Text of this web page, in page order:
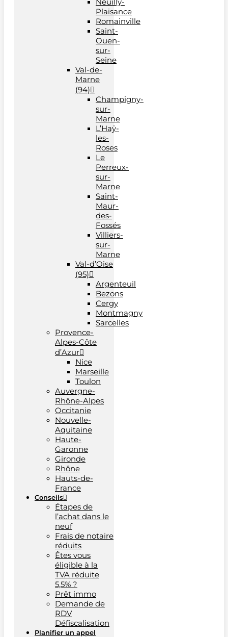
Plaisance
Romainville
Saint-
Ouen-
sur-
Seine
Val-de-
Marne
(94)
Champigny-
sur-
Marne
L’Haÿ-
les-
Roses
Le
Perreux-
sur-
Marne
Saint-
Maur-
des-
Fossés
Villiers-
sur-
Marne
Val-d’Oise
(95)
Argenteuil
Bezons
Cergy
Montmagny
Sarcelles
Provence-
Alpes-Côte
d’Azur
Nice
Marseille
Toulon
Auvergne-
Rhône-Alpes
Occitanie
Nouvelle-
Aquitaine
Haute-
Garonne
Gironde
Rhône
Hauts-de-
France
Conseils
Étapes de
l’achat dans le
neuf
Frais de notaire
réduits
Êtes vous
éligible à la
TVA réduite
5,5% ?
Prêt immo
Demande de
RDV
Défiscalisation
Planifier un appel